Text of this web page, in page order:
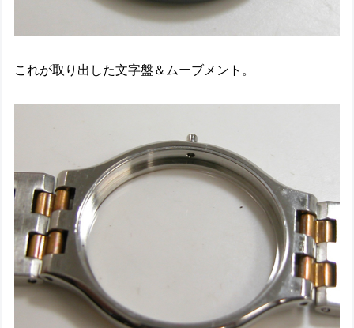
これが取り出した文字盤＆ムーブメント。